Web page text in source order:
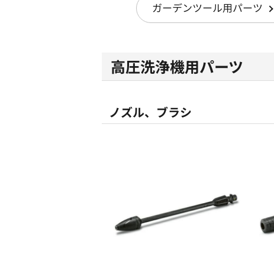
ガーデンツール用パーツ
高圧洗浄機用パーツ
ノズル、ブラシ